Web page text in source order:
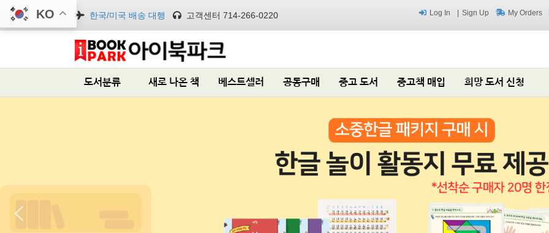
한국/미국 배송 대행 고객센터 714-266-0220 Log In Sign Up My Orders
도서분류 새로 나온 책 베스트셀러 공동구매 중고 도서 중고책 매입 희망 도서 신청
KO